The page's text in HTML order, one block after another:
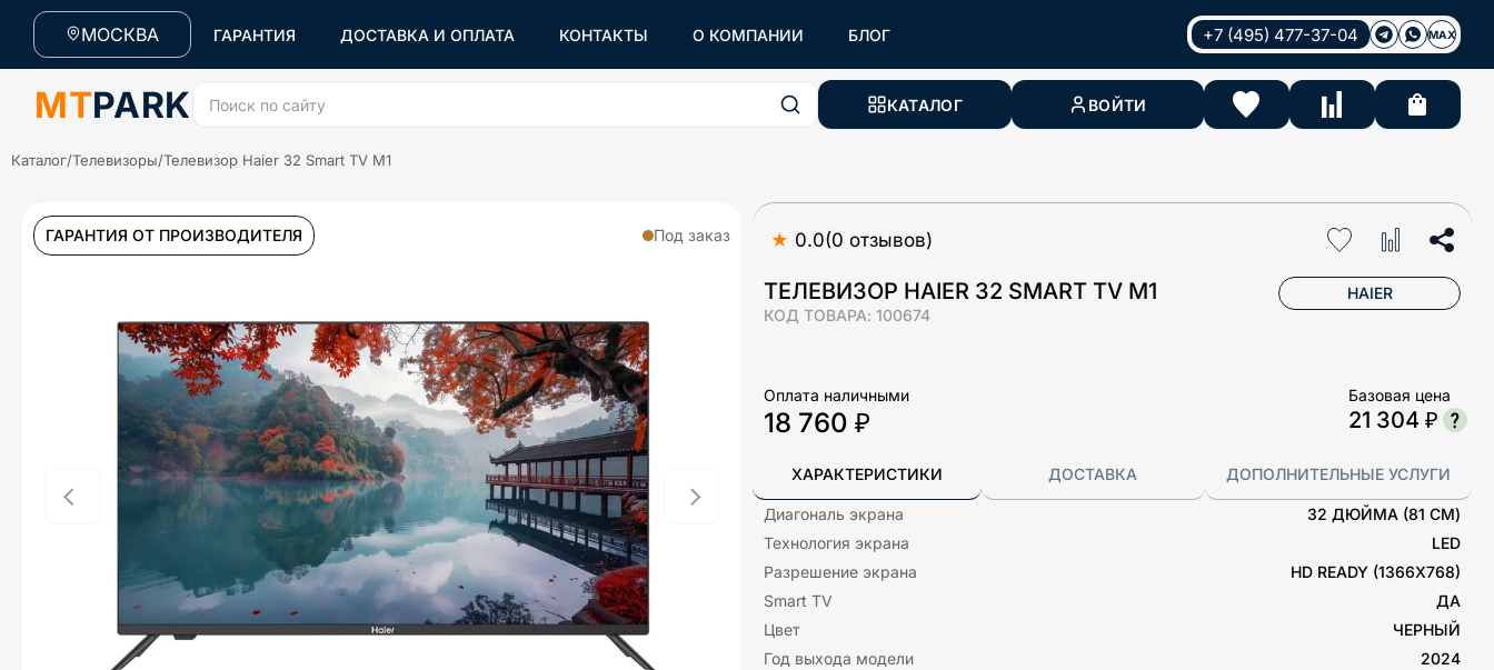
МОСКВА ГАРАНТИЯ ДОСТАВКА И ОПЛАТА КОНТАКТЫ О КОМПАНИИ БЛОГ +7 (495) 477-37-04 MAX
MTPARK Поиск по сайту КАТАЛОГ ВОЙТИ
Каталог/Телевизоры/Телевизор Haier 32 Smart TV M1
★ 0.0(0 отзывов)
ТЕЛЕВИЗОР HAIER 32 SMART TV M1
КОД ТОВАРА: 100674
HAIER
ГАРАНТИЯ ОТ ПРОИЗВОДИТЕЛЯ Под заказ
Оплата наличными
18 760 ₽
Базовая цена
21 304 ₽
ХАРАКТЕРИСТИКИ ДОСТАВКА ДОПОЛНИТЕЛЬНЫЕ УСЛУГИ
Диагональ экрана
32 ДЮЙМА (81 СМ)
Технология экрана
LED
Разрешение экрана
HD READY (1366X768)
Smart TV
ДА
Цвет
ЧЕРНЫЙ
Год выхода модели
2024